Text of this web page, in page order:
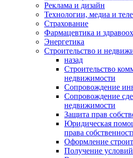
Реклама и дизайн
Технологии, медиа и
Страхование
Фармацевтика и
Энергетика
Строительство и
назад
Строительство
недвижимости
Сопровождение
Сопровождение
недвижимости
Защита прав
Юридическая
права
Оформление
Получение условий